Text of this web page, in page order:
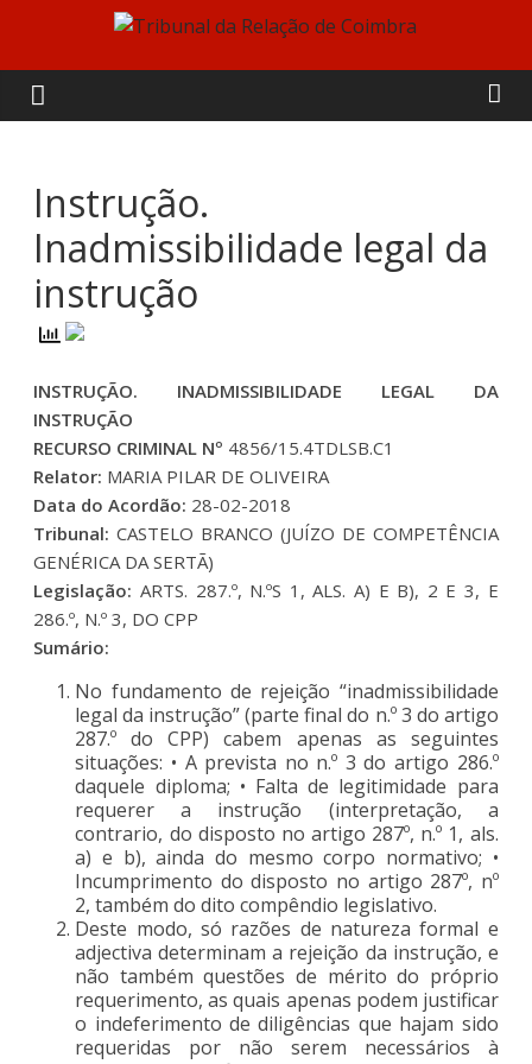
content
Tribunal
da
Relação
de
Coimbra
Instrução.
Inadmissibilidade legal da
instrução
INSTRUÇÃO. INADMISSIBILIDADE LEGAL DA
INSTRUÇÃO
RECURSO CRIMINAL Nº 4856/15.4TDLSB.C1
Relator: MARIA PILAR DE OLIVEIRA
Data do Acordão: 28-02-2018
Tribunal:CASTELO BRANCO (JUÍZO DE COMPETÊNCIA
GENÉRICA DA SERTÃ)
Legislação: ARTS. 287.º, N.ºS 1, ALS. A) E B), 2 E 3, E
286.º, N.º 3, DO CPP
Sumário:
No fundamento de rejeição “inadmissibilidade
legal da instrução” (parte final do n.º 3 do artigo
287.º do CPP) cabem apenas as seguintes
situações: • A prevista no n.º 3 do artigo 286.º
daquele diploma; • Falta de legitimidade para
requerer a instrução (interpretação, a
contrario, do disposto no artigo 287º, n.º 1, als.
a) e b), ainda do mesmo corpo normativo; •
Incumprimento do disposto no artigo 287º, nº
2, também do dito compêndio legislativo.
Deste modo, só razões de natureza formal e
adjectiva determinam a rejeição da instrução, e
não também questões de mérito do próprio
requerimento, as quais apenas podem justificar
o indeferimento de diligências que hajam sido
requeridas por não serem necessários à